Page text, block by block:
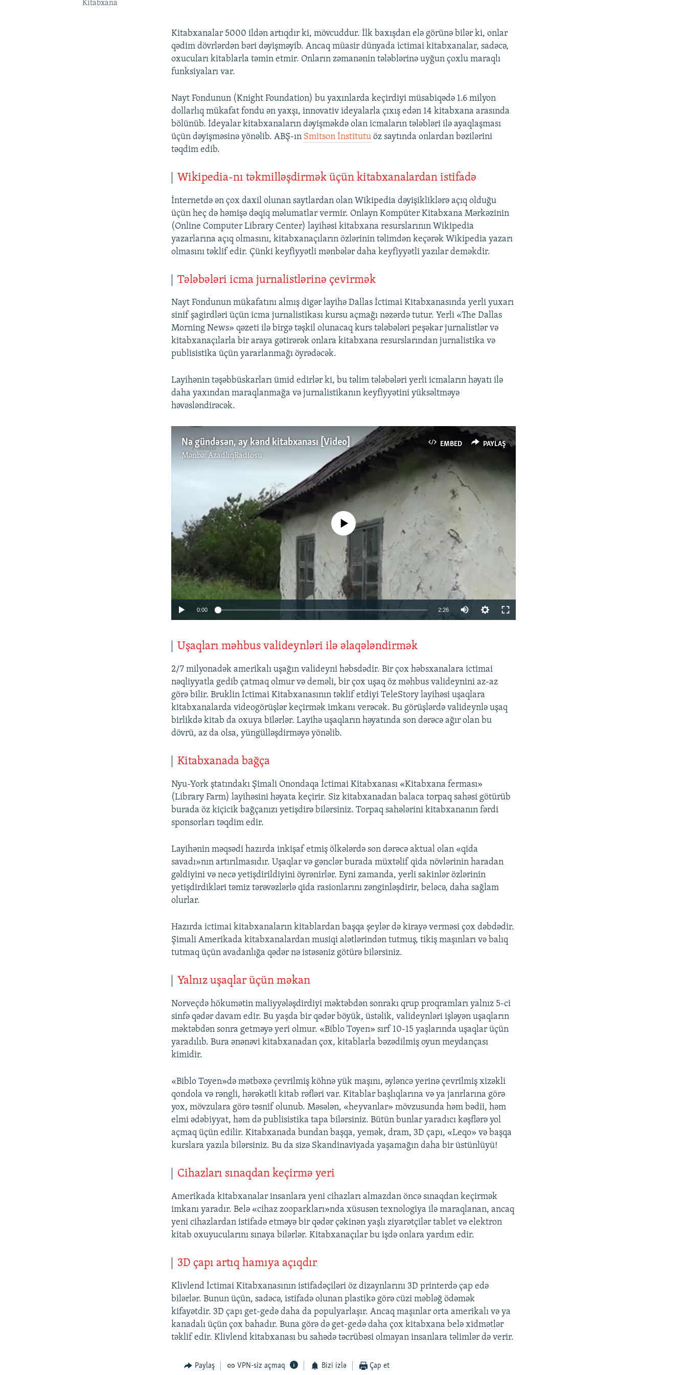
Kitabxana
Kitabxanalar 5000 ildən artıqdır ki, mövcuddur. İlk baxışdan elə görünə bilər ki, onlar
qədim dövrlərdən bəri dəyişməyib. Ancaq müasir dünyada ictimai kitabxanalar, sadəcə,
oxucuları kitablarla təmin etmir. Onların zəmanənin tələblərinə uyğun çoxlu maraqlı
funksiyaları var.
Nayt Fondunun (Knight Foundation) bu yaxınlarda keçirdiyi müsabiqədə 1.6 milyon
dollarlıq mükafat fondu ən yaxşı, innovativ ideyalarla çıxış edən 14 kitabxana arasında
bölünüb. İdeyalar kitabxanaların dəyişməkdə olan icmaların tələbləri ilə ayaqlaşması
üçün dəyişməsinə yönəlib. ABŞ-ın Smitson İnstitutu öz saytında onlardan bəzilərini
təqdim edib.
Wikipedia-nı təkmilləşdirmək üçün kitabxanalardan istifadə
İnternetdə ən çox daxil olunan saytlardan olan Wikipedia dəyişikliklərə açıq olduğu
üçün heç də həmişə dəqiq məlumatlar vermir. Onlayn Kompüter Kitabxana Mərkəzinin
(Online Computer Library Center) layihəsi kitabxana resurslarının Wikipedia
yazarlarına açıq olmasını, kitabxanaçıların özlərinin təlimdən keçərək Wikipedia yazarı
olmasını təklif edir. Çünki keyfiyyətli mənbələr daha keyfiyyətli yazılar deməkdir.
Tələbələri icma jurnalistlərinə çevirmək
Nayt Fondunun mükafatını almış digər layihə Dallas İctimai Kitabxanasında yerli yuxarı
sinif şagirdləri üçün icma jurnalistikası kursu açmağı nəzərdə tutur. Yerli «The Dallas
Morning News» qəzeti ilə birgə təşkil olunacaq kurs tələbələri peşəkar jurnalistlər və
kitabxanaçılarla bir araya gətirərək onlara kitabxana resurslarından jurnalistika və
publisistika üçün yararlanmağı öyrədəcək.
Layihənin təşəbbüskarları ümid edirlər ki, bu təlim tələbələri yerli icmaların həyatı ilə
daha yaxından maraqlanmağa və jurnalistikanın keyfiyyətini yüksəltməyə
həvəsləndirəcək.
EMBED PAYLAŞ
Nə gündəsən, ay kənd kitabxanası [Video]
Mənbə:AzadlıqRadiosu
No media source currently available
0:00 2:26
Uşaqları məhbus valideynləri ilə əlaqələndirmək
2/7 milyonadək amerikalı uşağın valideyni həbsdədir. Bir çox həbsxanalara ictimai
nəqliyyatla gedib çatmaq olmur və deməli, bir çox uşaq öz məhbus valideynini az-az
görə bilir. Bruklin İctimai Kitabxanasının təklif etdiyi TeleStory layihəsi uşaqlara
kitabxanalarda videogörüşlər keçirmək imkanı verəcək. Bu görüşlərdə valideynlə uşaq
birlikdə kitab da oxuya bilərlər. Layihə uşaqların həyatında son dərəcə ağır olan bu
dövrü, az da olsa, yüngülləşdirməyə yönəlib.
Kitabxanada bağça
Nyu-York ştatındakı Şimali Onondaqa İctimai Kitabxanası «Kitabxana ferması»
(Library Farm) layihəsini həyata keçirir. Siz kitabxanadan balaca torpaq sahəsi götürüb
burada öz kiçicik bağçanızı yetişdirə bilərsiniz. Torpaq sahələrini kitabxananın fərdi
sponsorları təqdim edir.
Layihənin məqsədi hazırda inkişaf etmiş ölkələrdə son dərəcə aktual olan «qida
savadı»nın artırılmasıdır. Uşaqlar və gənclər burada müxtəlif qida növlərinin haradan
gəldiyini və necə yetişdirildiyini öyrənirlər. Eyni zamanda, yerli sakinlər özlərinin
yetişdirdikləri təmiz tərəvəzlərlə qida rasionlarını zənginləşdirir, beləcə, daha sağlam
olurlar.
Hazırda ictimai kitabxanaların kitablardan başqa şeylər də kirayə verməsi çox dəbdədir.
Şimali Amerikada kitabxanalardan musiqi alətlərindən tutmuş, tikiş maşınları və balıq
tutmaq üçün avadanlığa qədər nə istəsəniz götürə bilərsiniz.
Yalnız uşaqlar üçün məkan
Norveçdə hökumətin maliyyələşdirdiyi məktəbdən sonrakı qrup proqramları yalnız 5-ci
sinfə qədər davam edir. Bu yaşda bir qədər böyük, üstəlik, valideynləri işləyən uşaqların
məktəbdən sonra getməyə yeri olmur. «Biblo Toyen» sırf 10-15 yaşlarında uşaqlar üçün
yaradılıb. Bura ənənəvi kitabxanadan çox, kitablarla bəzədilmiş oyun meydançası
kimidir.
«Biblo Toyen»də mətbəxə çevrilmiş köhnə yük maşını, əyləncə yerinə çevrilmiş xizəkli
qondola və rəngli, hərəkətli kitab rəfləri var. Kitablar başlıqlarına və ya janrlarına görə
yox, mövzulara görə təsnif olunub. Məsələn, «heyvanlar» mövzusunda həm bədii, həm
elmi ədəbiyyat, həm də publisistika tapa bilərsiniz. Bütün bunlar yaradıcı kəşflərə yol
açmaq üçün edilir. Kitabxanada bundan başqa, yemək, dram, 3D çapı, «Leqo» və başqa
kurslara yazıla bilərsiniz. Bu da sizə Skandinaviyada yaşamağın daha bir üstünlüyü!
Cihazları sınaqdan keçirmə yeri
Amerikada kitabxanalar insanlara yeni cihazları almazdan öncə sınaqdan keçirmək
imkanı yaradır. Belə «cihaz zooparkları»nda xüsusən texnologiya ilə maraqlanan, ancaq
yeni cihazlardan istifadə etməyə bir qədər çəkinən yaşlı ziyarətçilər tablet və elektron
kitab oxuyucularını sınaya bilərlər. Kitabxanaçılar bu işdə onlara yardım edir.
3D çapı artıq hamıya açıqdır
Klivlend İctimai Kitabxanasının istifadəçiləri öz dizaynlarını 3D printerdə çap edə
bilərlər. Bunun üçün, sadəcə, istifadə olunan plastikə görə cüzi məbləğ ödəmək
kifayətdir. 3D çapı get-gedə daha da populyarlaşır. Ancaq maşınlar orta amerikalı və ya
kanadalı üçün çox bahadır. Buna görə də get-gedə daha çox kitabxana belə xidmətlər
təklif edir. Klivlend kitabxanası bu sahədə təcrübəsi olmayan insanlara təlimlər də verir.
Paylaş VPN-siz açmaq Bizi izlə Çap et